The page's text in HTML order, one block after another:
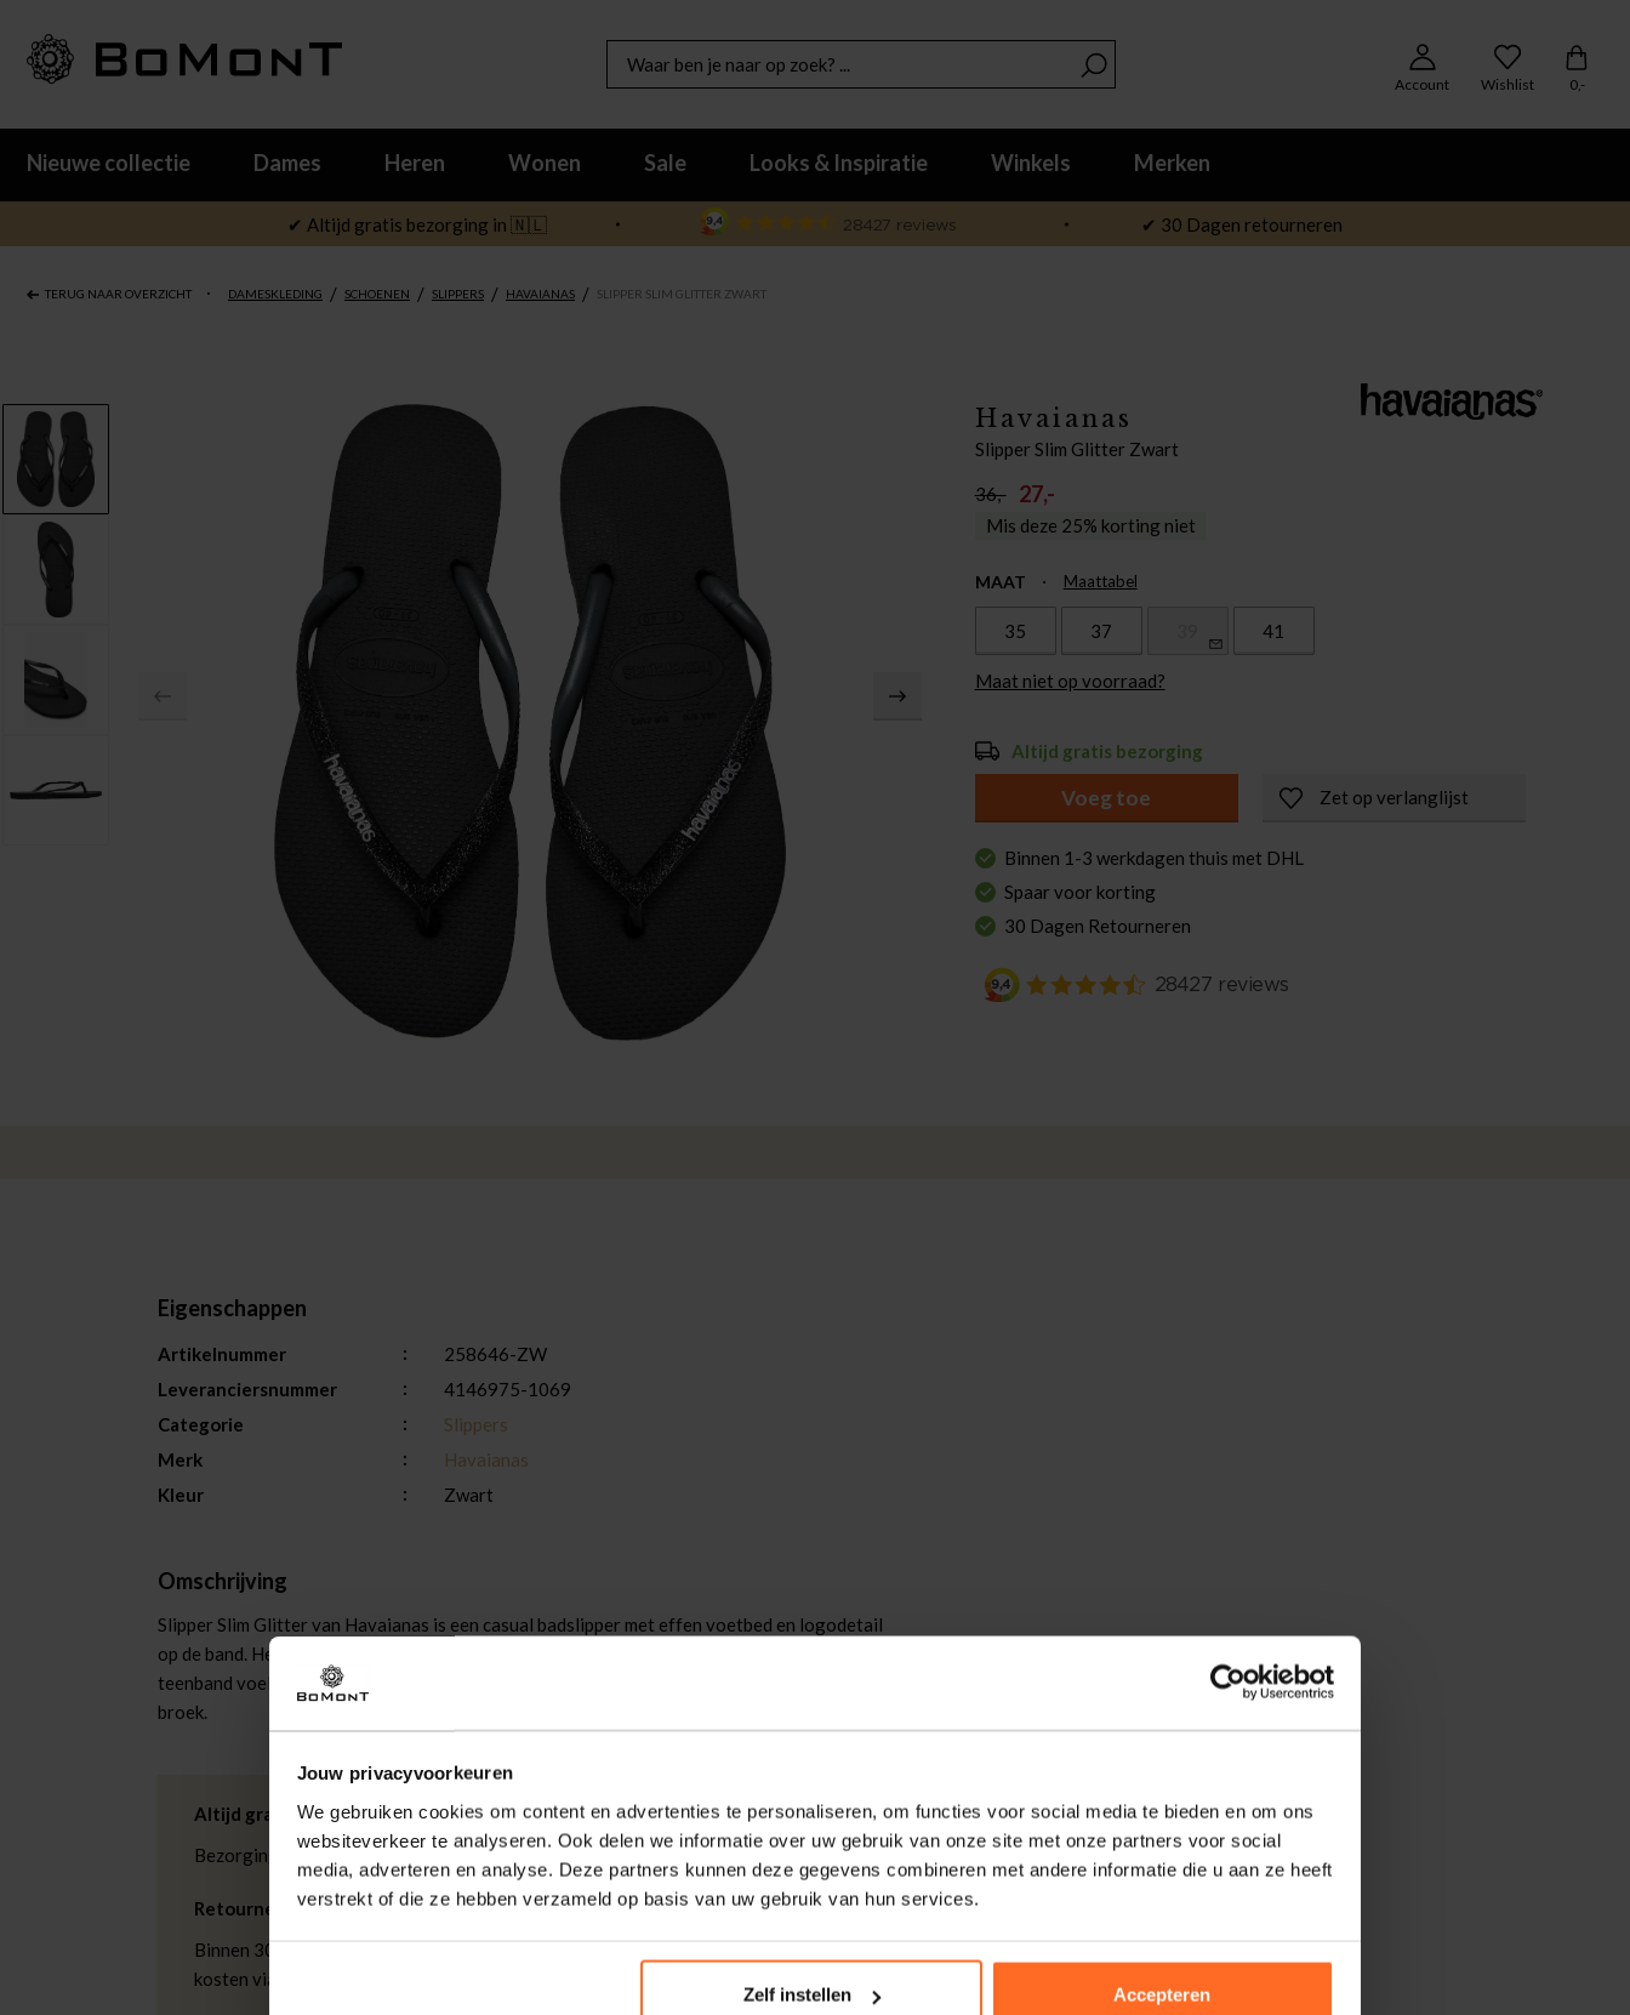
Jouw privacyvoorkeuren
We gebruiken cookies om content en advertenties te personaliseren, om functies voor social media te bieden en om ons
websiteverkeer te analyseren. Ook delen we informatie over uw gebruik van onze site met onze partners voor social
media, adverteren en analyse. Deze partners kunnen deze gegevens combineren met andere informatie die u aan ze heeft
verstrekt of die ze hebben verzameld op basis van uw gebruik van hun services.
Zelf instellen Accepteren
Account Wishlist 0,-
Nieuwe collectie Dames Heren Wonen Sale Looks & Inspiratie Winkels Merken
✔ Altijd gratis bezorging in 🇳🇱 ✔ 30 Dagen retourneren
TERUG NAAR OVERZICHT DAMESKLEDING / SCHOENEN / SLIPPERS / HAVAIANAS / SLIPPER SLIM GLITTER ZWART
Havaianas
Slipper Slim Glitter Zwart
36,- 27,-
Mis deze 25% korting niet
MAAT Maattabel
35 37 41
Maat niet op voorraad?
Altijd gratis bezorging
Voeg toe Zet op verlanglijst
Binnen 1-3 werkdagen thuis met DHL
Spaar voor korting
30 Dagen Retourneren
Eigenschappen
Artikelnummer
258646-ZW
Leveranciersnummer
4146975-1069
Categorie
Slippers
Merk
Havaianas
Kleur
Zwart
Omschrijving
Slipper Slim Glitter van Havaianas is een casual badslipper met effen voetbed en logodetail
op de band. Het antislipprofiel geeft grip, de flexibele zool loopt prettig. De glinsterende
teenband voelt licht aan en blijft goed zitten. Combineer met een luchtige jurk of korte
broek.
Altijd gratis bezorging
Bezorging is altijd gratis, binnen 1-3 werkdagen thuisgeleverd met DHL.
Retourneren
Binnen 30 dagen eenvoudig retourneren via DHL voor slechts € 4,95 of op eigen
kosten via PostNL. In de Bomont winkels kunt u ook gratis retourneren.